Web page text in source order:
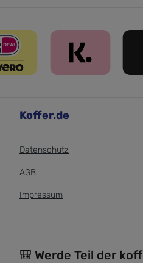
Koffer.de
Datenschutz
AGB
Impressum
🎒 Werde Teil der